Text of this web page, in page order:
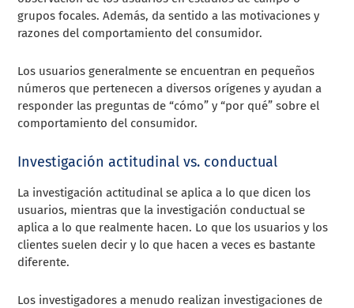
grupos focales. Además, da sentido a las motivaciones y
razones del comportamiento del consumidor.
Los usuarios generalmente se encuentran en pequeños
números que pertenecen a diversos orígenes y ayudan a
responder las preguntas de “cómo” y “por qué” sobre el
comportamiento del consumidor.
Investigación actitudinal vs. conductual
La investigación actitudinal se aplica a lo que dicen los
usuarios, mientras que la investigación conductual se
aplica a lo que realmente hacen. Lo que los usuarios y los
clientes suelen decir y lo que hacen a veces es bastante
diferente.
Los investigadores a menudo realizan investigaciones de